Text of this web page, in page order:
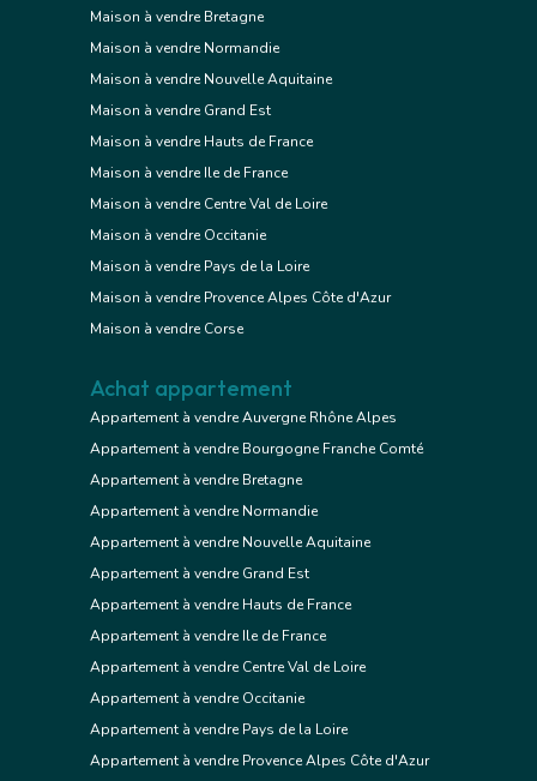
Maison à vendre Bretagne
Maison à vendre Normandie
Maison à vendre Nouvelle Aquitaine
Maison à vendre Grand Est
Maison à vendre Hauts de France
Maison à vendre Ile de France
Maison à vendre Centre Val de Loire
Maison à vendre Occitanie
Maison à vendre Pays de la Loire
Maison à vendre Provence Alpes Côte d'Azur
Maison à vendre Corse
Achat appartement
Appartement à vendre Auvergne Rhône Alpes
Appartement à vendre Bourgogne Franche Comté
Appartement à vendre Bretagne
Appartement à vendre Normandie
Appartement à vendre Nouvelle Aquitaine
Appartement à vendre Grand Est
Appartement à vendre Hauts de France
Appartement à vendre Ile de France
Appartement à vendre Centre Val de Loire
Appartement à vendre Occitanie
Appartement à vendre Pays de la Loire
Appartement à vendre Provence Alpes Côte d'Azur